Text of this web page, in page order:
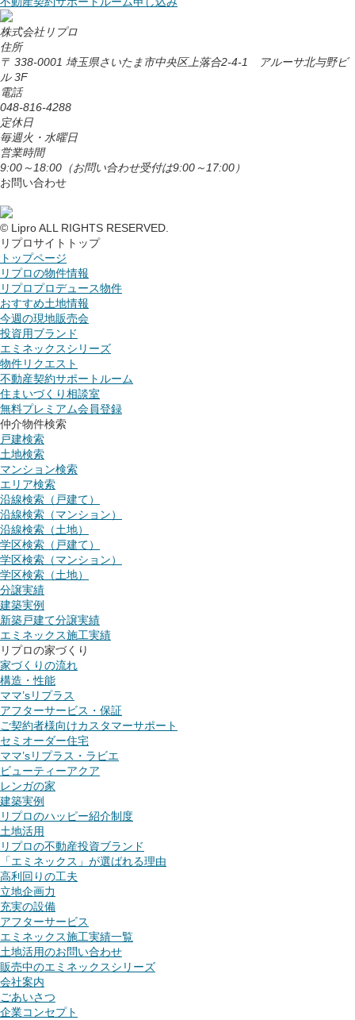
株式会社リプロ
住所
〒 338-0001 埼玉県さいたま市中央区上落合2-4-1 アルーサ北与野ビ
ル 3F
電話
048-816-4288
定休日
毎週火・水曜日
営業時間
9:00～18:00 （お問い合わせ受付は9:00～17:00）
お問い合わせ
© Lipro ALL RIGHTS RESERVED.
リプロサイトトップ
トップページ
リプロの物件情報
リプロプロデュース物件
おすすめ土地情報
今週の現地販売会
投資用ブランド
エミネックスシリーズ
物件リクエスト
不動産契約サポートルーム
住まいづくり相談室
無料プレミアム会員登録
仲介物件検索
戸建検索
土地検索
マンション検索
エリア検索
沿線検索（戸建て）
沿線検索（マンション）
沿線検索（土地）
学区検索（戸建て）
学区検索（マンション）
学区検索（土地）
分譲実績
建築実例
新築戸建て分譲実績
エミネックス施工実績
リプロの家づくり
家づくりの流れ
構造・性能
ママ’sリプラス
アフターサービス・保証
ご契約者様向けカスタマーサポート
セミオーダー住宅
ママ’sリプラス・ラビエ
ビューティーアクア
レンガの家
建築実例
リプロのハッピー紹介制度
土地活用
リプロの不動産投資ブランド
「エミネックス」が選ばれる理由
高利回りの工夫
立地企画力
充実の設備
アフターサービス
エミネックス施工実績一覧
土地活用のお問い合わせ
販売中のエミネックスシリーズ
会社案内
ごあいさつ
企業コンセプト